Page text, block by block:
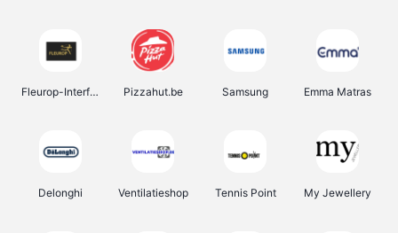
Fleurop-Interflora Pizzahut.be Samsung Emma Matras
Delonghi Ventilatieshop Tennis Point My Jewellery